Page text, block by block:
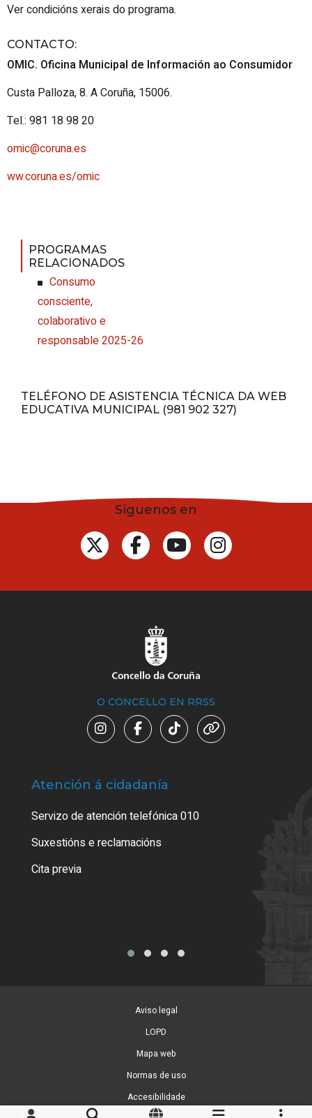
Ver condicións xerais do programa.
CONTACTO:
OMIC. Oficina Municipal de Información ao Consumidor
Custa Palloza, 8. A Coruña, 15006.
Tel.: 981 18 98 20
omic@coruna.es
ww.coruna.es/omic
PROGRAMAS
RELACIONADOS
Consumo
consciente,
colaborativo e
responsable 2025-26
TELÉFONO DE ASISTENCIA TÉCNICA DA WEB
EDUCATIVA MUNICIPAL (981 902 327)
Síguenos en
O CONCELLO EN RRSS
Atención á cidadanía
Servizo de atención telefónica 010
Suxestións e reclamacións
Cita previa
Aviso legal
LOPD
Mapa web
Normas de uso
Accesibilidade